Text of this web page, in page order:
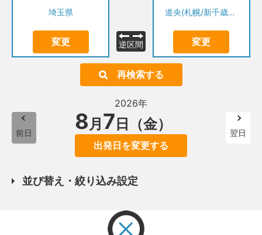
埼玉県
変更 逆区間
道央(札幌/新千歳空港)
変更
再検索する
前日
2026年
8月 7 日（金）
出発日を変更する
翌日
並び替え・絞り込み設定